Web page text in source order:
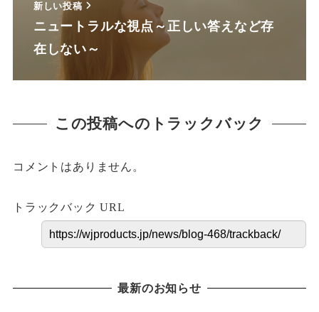
新しい投稿
ニュートラルな視点～正しい答えなど存
在しない～
この投稿へのトラックバック
コメントはありません。
トラックバック URL
最新のお知らせ